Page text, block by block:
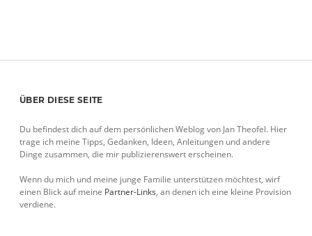
Sidebar
ÜBER DIESE SEITE
Du befindest dich auf dem persönlichen Weblog von Jan Theofel. Hier
trage ich meine Tipps, Gedanken, Ideen, Anleitungen und andere
Dinge zusammen, die mir publizierenswert erscheinen.
Wenn du mich und meine junge Familie unterstützen möchtest, wirf
einen Blick auf meine Partner-Links, an denen ich eine kleine Provision
verdiene.